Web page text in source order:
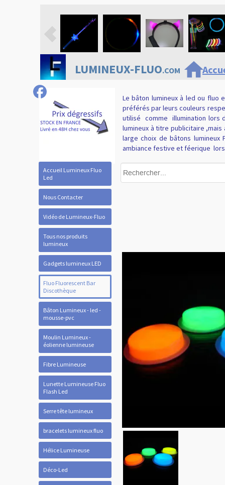
Accueil Lumineux Fluo
Led
Nous Contacter
Vidéo de Lumineux-Fluo
Tous nos produits
lumineux
Gadgets lumineux LED
Fluo Fluorescent Bar
Discothèque
Bâton Lumineux - led -
mousse-pvc
Moulin Lumineux -
éolienne lumineuse
Fibre Lumineuse
Lunette Lumineuse Fluo
Flash Led
Serre tête lumineux
bracelets lumineux fluo
Hélice Lumineuse
Déco-Led
LUMINEUX-FLUO.COMhome
Le bâton lumineux à led ou
préférés par leurs couleurs
utilisé comme illumination lors
lumineux à titre publicitaire
large choix de bâtons lumineux
ambiance festive et féerique